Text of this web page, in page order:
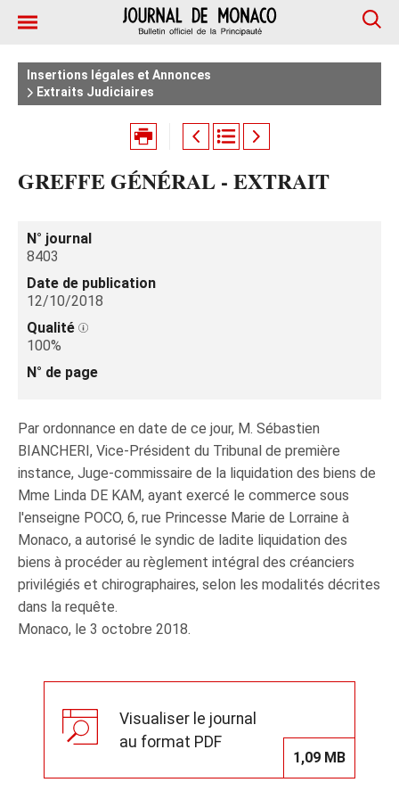
Insertions légales et Annonces
Extraits Judiciaires
GREFFE GÉNÉRAL - EXTRAIT
N° journal
8403
Date de publication
12/10/2018
Qualité
100%
N° de page
Par ordonnance en date de ce jour, M. Sébastien
BIANCHERI, Vice-Président du Tribunal de première
instance, Juge-commissaire de la liquidation des biens de
Mme Linda DE KAM, ayant exercé le commerce sous
l'enseigne POCO, 6, rue Princesse Marie de Lorraine à
Monaco, a autorisé le syndic de ladite liquidation des
biens à procéder au règlement intégral des créanciers
privilégiés et chirographaires, selon les modalités décrites
dans la requête.
Monaco, le 3 octobre 2018.
Visualiser le journal
au format PDF
1,09 MB